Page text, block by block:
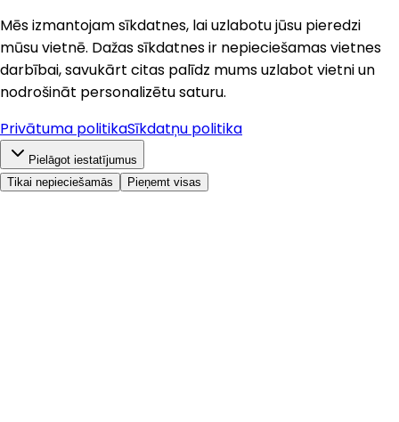
Mēs izmantojam sīkdatnes, lai uzlabotu jūsu pieredzi
mūsu vietnē. Dažas sīkdatnes ir nepieciešamas vietnes
darbībai, savukārt citas palīdz mums uzlabot vietni un
nodrošināt personalizētu saturu.
Privātuma politikaSīkdatņu politika
Pielāgot iestatījumus
Tikai nepieciešamās
Pieņemt visas